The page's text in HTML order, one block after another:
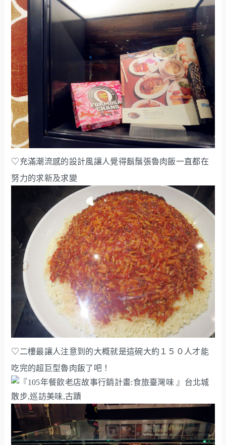
♡充滿潮流感的設計風讓人覺得鬍鬚張魯肉飯一直都在
努力的求新及求變
♡二樓最讓人注意到的大概就是這碗大約１５０人才能
吃完的超巨型魯肉飯了吧！